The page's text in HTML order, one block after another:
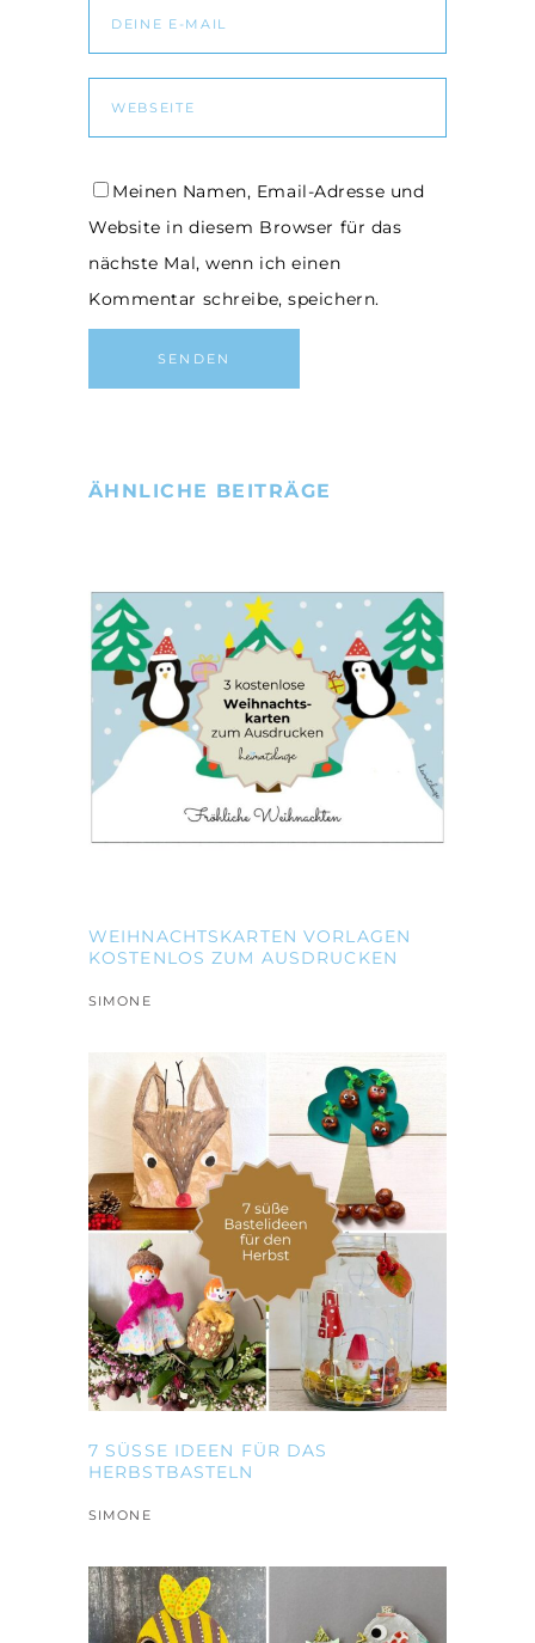
Meinen Namen, Email-Adresse und
Website in diesem Browser für das
nächste Mal, wenn ich einen
Kommentar schreibe, speichern.
ÄHNLICHE BEITRÄGE
WEIHNACHTSKARTEN VORLAGEN
KOSTENLOS ZUM AUSDRUCKEN
SIMONE
7 SÜSSE IDEEN FÜR DAS H
ERBSTBASTELN
SIMONE